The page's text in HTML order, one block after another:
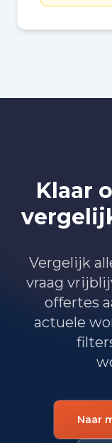
Klaar
Vergelijk
vraag
offertes
actuele
Naar